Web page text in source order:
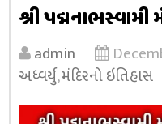
શ્રી
admin
અધ્વર્યુ,મંદિરનો ઇતિહાસ